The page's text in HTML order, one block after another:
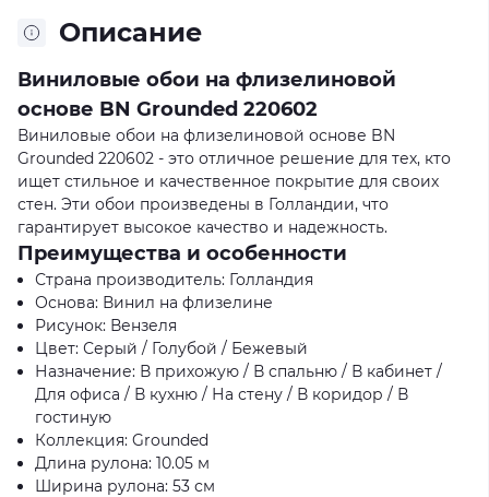
Описание
Виниловые обои на флизелиновой
основе BN Grounded 220602
Виниловые обои на флизелиновой основе BN
Grounded 220602 - это отличное решение для тех, кто
ищет стильное и качественное покрытие для своих
стен. Эти обои произведены в Голландии, что
гарантирует высокое качество и надежность.
Преимущества и особенности
Страна производитель: Голландия
Основа: Винил на флизелине
Рисунок: Вензеля
Цвет: Серый / Голубой / Бежевый
Назначение: В прихожую / В спальню / В кабинет /
Для офиса / В кухню / На стену / В коридор / В
гостиную
Коллекция: Grounded
Длина рулона: 10.05 м
Ширина рулона: 53 см